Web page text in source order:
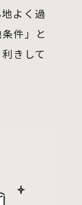
よく過
件」と
きして